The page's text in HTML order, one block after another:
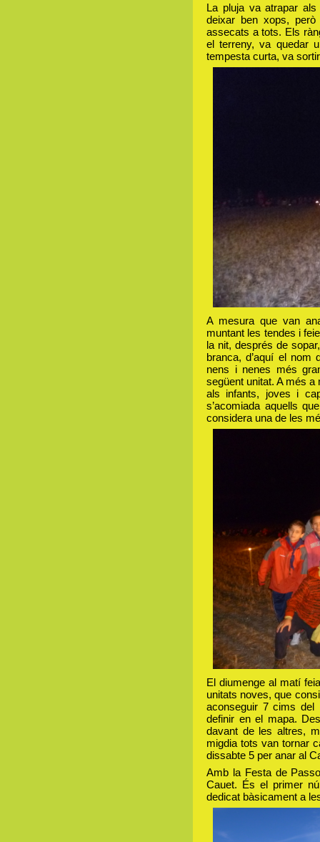
La pluja va atrapar
deixar ben xops,
assecats a tots. Els
el terreny, va quedar
tempesta curta, va
A mesura que van
muntant les tendes i
la nit, després de
branca, d’aquí el nom
nens i nenes més
següent unitat. A més
als infants, joves i
s’acomiada aquells
considera una de les
El diumenge al matí
unitats noves, que
aconseguir 7 cims del
definir en el mapa.
davant de les altres,
migdia tots van tornar
dissabte 5 per anar al
Amb la Festa de
Cauet. És el primer
dedicat bàsicament a